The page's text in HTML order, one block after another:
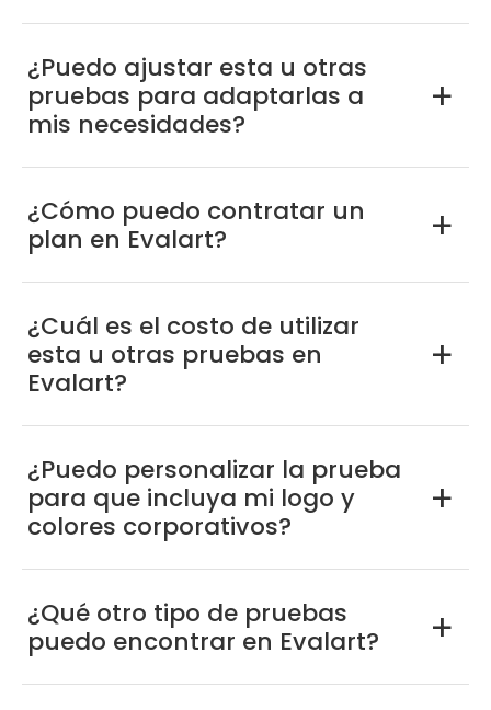
a
¿Puedo ajustar esta u otras
pruebas para adaptarlas a
mis necesidades?
a
¿Cómo puedo contratar un
plan en Evalart?
a
¿Cuál es el costo de utilizar
esta u otras pruebas en
Evalart?
a
¿Puedo personalizar la prueba
para que incluya mi logo y
colores corporativos?
a
¿Qué otro tipo de pruebas
puedo encontrar en Evalart?